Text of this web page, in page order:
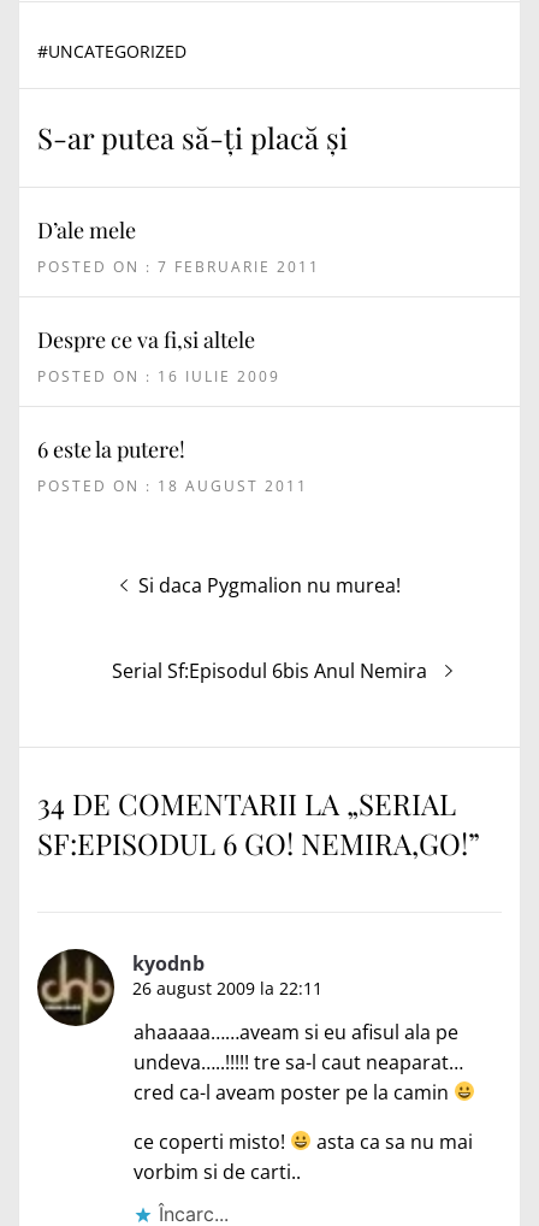
#UNCATEGORIZED
S-ar putea să-ți placă și
D’ale mele
POSTED ON : 7 FEBRUARIE 2011
Despre ce va fi,si altele
POSTED ON : 16 IULIE 2009
6 este la putere!
POSTED ON : 18 AUGUST 2011
NavigareArticolul
Si daca Pygmalion nu murea!
Articolul
Serial Sf:Episodul 6bis Anul Nemira
34 DE COMENTARII LA „SERIAL
SF:EPISODUL 6 GO! NEMIRA,GO!”
kyodnb
26 august 2009 la 22:11
ahaaaaa……aveam si eu afisul ala pe
undeva…..!!!!! tre sa-l caut neaparat…
cred ca-l aveam poster pe la camin
ce coperti misto!
asta ca sa nu mai
vorbim si de carti..
Încarc...